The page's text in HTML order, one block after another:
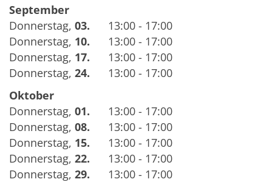
September
Donnerstag, 03.
13:00 - 17:00
Donnerstag, 10.
13:00 - 17:00
Donnerstag, 17.
13:00 - 17:00
Donnerstag, 24.
13:00 - 17:00
Oktober
Donnerstag, 01.
13:00 - 17:00
Donnerstag, 08.
13:00 - 17:00
Donnerstag, 15.
13:00 - 17:00
Donnerstag, 22.
13:00 - 17:00
Donnerstag, 29.
13:00 - 17:00